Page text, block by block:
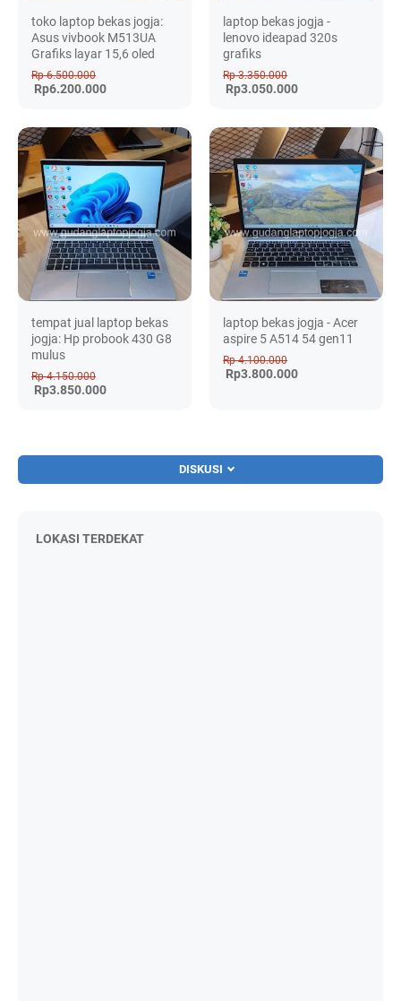
toko laptop bekas jogja:
Asus vivbook M513UA
Grafiks layar 15,6 oled
Rp 6.500.000
Rp6.200.000
laptop bekas jogja -
lenovo ideapad 320s
grafiks
Rp 3.350.000
Rp3.050.000
tempat jual laptop bekas
jogja: Hp probook 430 G8
mulus
Rp 4.150.000
Rp3.850.000
laptop bekas jogja - Acer
aspire 5 A514 54 gen11
Rp 4.100.000
Rp3.800.000
DISKUSI
LOKASI TERDEKAT